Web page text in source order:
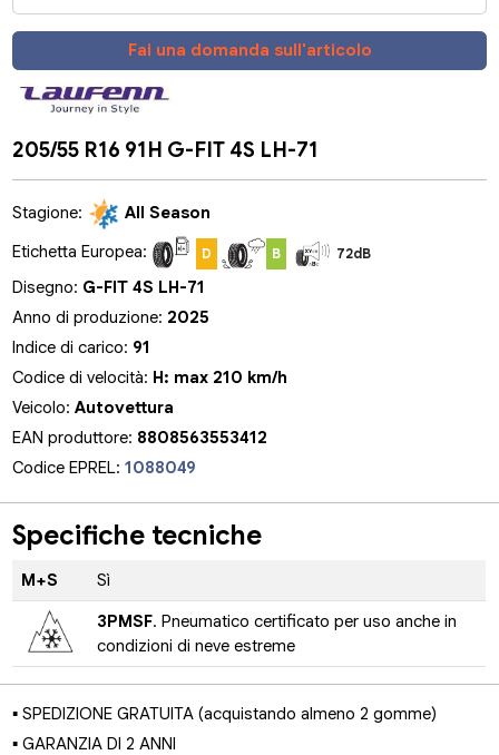
Fai una domanda sull'articolo
205/55 R16 91H G-FIT 4S LH-71
Stagione:
All Season
Etichetta Europea:
D B 72dB
Disegno: G-FIT 4S LH-71
Anno di produzione: 2025
Indice di carico: 91
Codice di velocità: H: max 210 km/h
Veicolo:Autovettura
EAN produttore: 8808563553412
Codice EPREL:1088049
Specifiche tecniche
M+S Sì
3PMSF. Pneumatico certificato per uso anche in
condizioni di neve estreme
▪ SPEDIZIONE GRATUITA (acquistando almeno 2 gomme)
▪ GARANZIA DI 2 ANNI